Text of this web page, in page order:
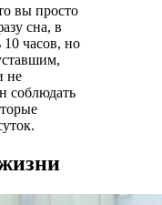
вы просто
сна, в
10 часов, но
не
соблюдать